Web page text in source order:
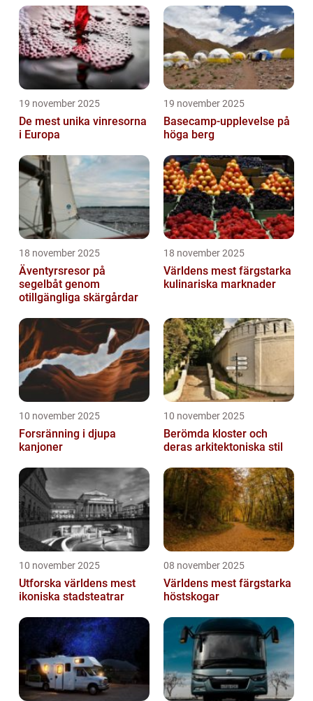
19 november 2025
De mest unika vinresorna
i Europa
19 november 2025
Basecamp-upplevelse på
höga berg
18 november 2025
Äventyrsresor på
segelbåt genom
otillgängliga skärgårdar
18 november 2025
Världens mest färgstarka
kulinariska marknader
10 november 2025
Forsränning i djupa
kanjoner
10 november 2025
Berömda kloster och
deras arkitektoniska stil
10 november 2025
Utforska världens mest
ikoniska stadsteatrar
08 november 2025
Världens mest färgstarka
höstskogar